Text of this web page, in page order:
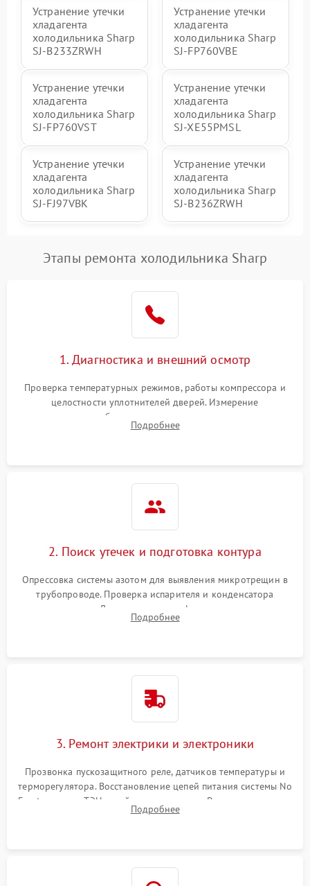
Устранение утечки
хладагента
холодильника Sharp
SJ-B233ZRWH
Устранение утечки
хладагента
холодильника Sharp
SJ-FP760VBE
Устранение утечки
хладагента
холодильника Sharp
SJ-FP760VST
Устранение утечки
хладагента
холодильника Sharp
SJ-XE55PMSL
Устранение утечки
хладагента
холодильника Sharp
SJ-FJ97VBK
Устранение утечки
хладагента
холодильника Sharp
SJ-B236ZRWH
Этапы ремонта холодильника Sharp
1. Диагностика и внешний осмотр
Проверка температурных режимов, работы компрессора и
целостности уплотнителей дверей. Измерение
сопротивления обмоток мотора, проверка термостата и
считывание кодов ошибок с электронного дисплея.
Подробнее
2. Поиск утечек и подготовка контура
Опрессовка системы азотом для выявления микротрещин в
трубопроводе. Проверка испарителя и конденсатора
течеискателем. Демонтаж старого фильтра-осушителя и
продувка капиллярной трубки для устранения засоров.
Подробнее
3. Ремонт электрики и электроники
Прозвонка пускозащитного реле, датчиков температуры и
терморегулятора. Восстановление цепей питания системы No
Frost, включая ТЭН оттайки и вентилятор. Ремонт или замена
платы управления при сбоях алгоритмов.
Подробнее